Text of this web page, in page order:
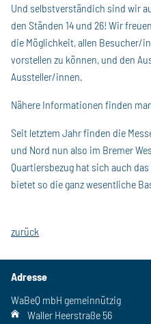
Und selbstverständich sind wir
den Ständen 14 und 26! Wir
die Möglichkeit, allen Besucher/
vorstellen zu können, und den
Aussteller/innen.
Nähere Informationen finden
Seit letztem Jahr finden die
und Nord nun also im Bremer
Quartiersbezug hat sich auch
bietet so die ganz wesentliche
zurück
Adresse
WaBeQ mbH gemeinnützig
Waller Heerstraße 56